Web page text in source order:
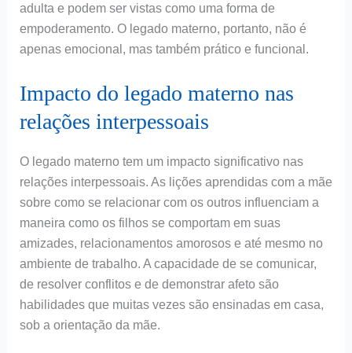
adulta e podem ser vistas como uma forma de
empoderamento. O legado materno, portanto, não é
apenas emocional, mas também prático e funcional.
Impacto do legado materno nas
relações interpessoais
O legado materno tem um impacto significativo nas
relações interpessoais. As lições aprendidas com a mãe
sobre como se relacionar com os outros influenciam a
maneira como os filhos se comportam em suas
amizades, relacionamentos amorosos e até mesmo no
ambiente de trabalho. A capacidade de se comunicar,
de resolver conflitos e de demonstrar afeto são
habilidades que muitas vezes são ensinadas em casa,
sob a orientação da mãe.